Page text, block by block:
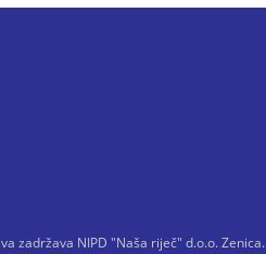
zadržava NIPD "Naša riječ" d.o.o. Zenica.